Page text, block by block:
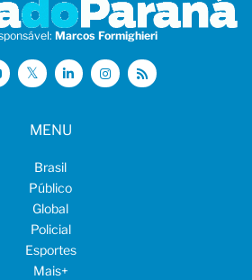
Marcos Formighieri
MENU
Brasil
Público
Global
Policial
Esportes
Mais+